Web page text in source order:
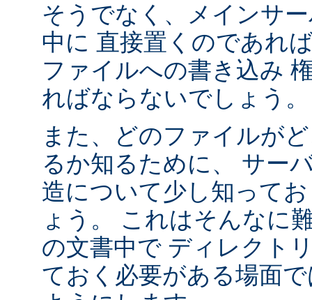
そうでなく、メインサ
中に 直接置くのであれ
ファイルへの書き込み
ればならないでしょう。
また、どのファイルが
るか知るために、 サー
造について少し知って
ょう。 これはそんなに
の文書中で ディレクト
ておく必要がある場面